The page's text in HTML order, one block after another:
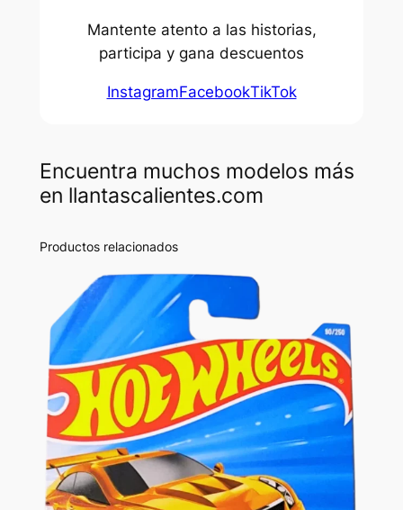
Mantente atento a las historias,
participa y gana descuentos
InstagramFacebookTikTok
Encuentra muchos modelos más
en llantascalientes.com
Productos relacionados